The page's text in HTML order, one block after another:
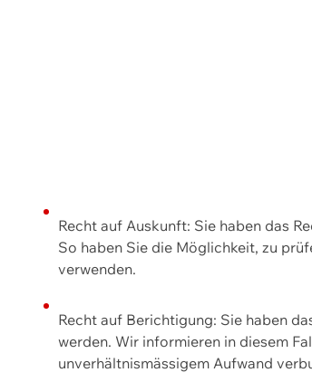
Recht auf Auskunft: Sie haben das
So haben Sie die Möglichkeit, zu
verwenden.
Recht auf Berichtigung: Sie haben
werden. Wir informieren in diesem
unverhältnismässigem Aufwand